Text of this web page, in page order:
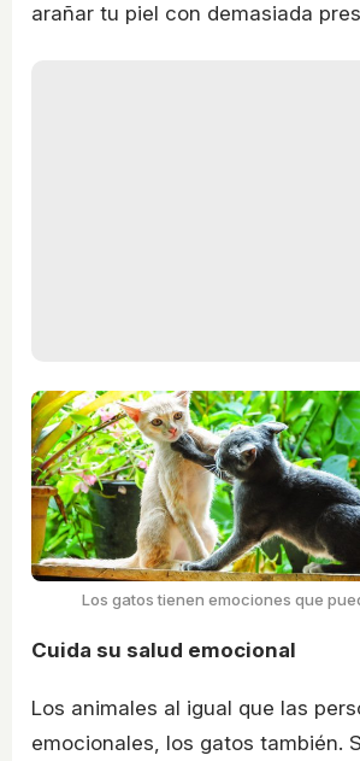
arañar tu piel con demasiada
Los gatos tienen emociones que
Cuida su salud emocional
Los animales al igual que las
emocionales, los gatos también.